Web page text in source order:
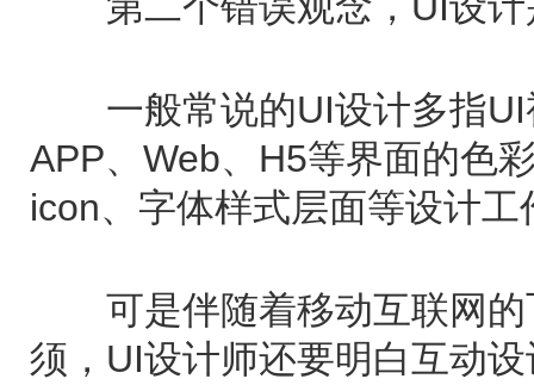
一般常说的UI设计多指UI
APP、Web、H5等界面的色
icon、字体样式层面等设计工
可是伴随着移动互联网的
须，UI设计师还要明白互动